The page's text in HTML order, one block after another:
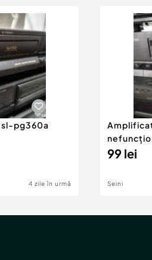
sl-pg360a
4 zile în urmă
99 lei
Seini